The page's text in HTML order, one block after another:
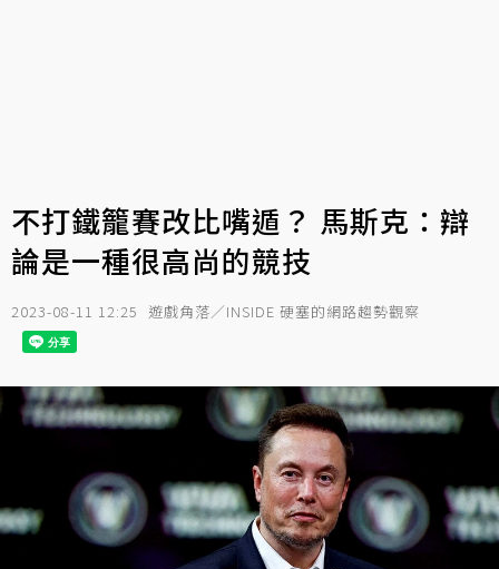
不打鐵籠賽改比嘴遁？ 馬斯克：辯
論是一種很高尚的競技
2023-08-11 12:25 遊戲角落／INSIDE 硬塞的網路趨勢觀察